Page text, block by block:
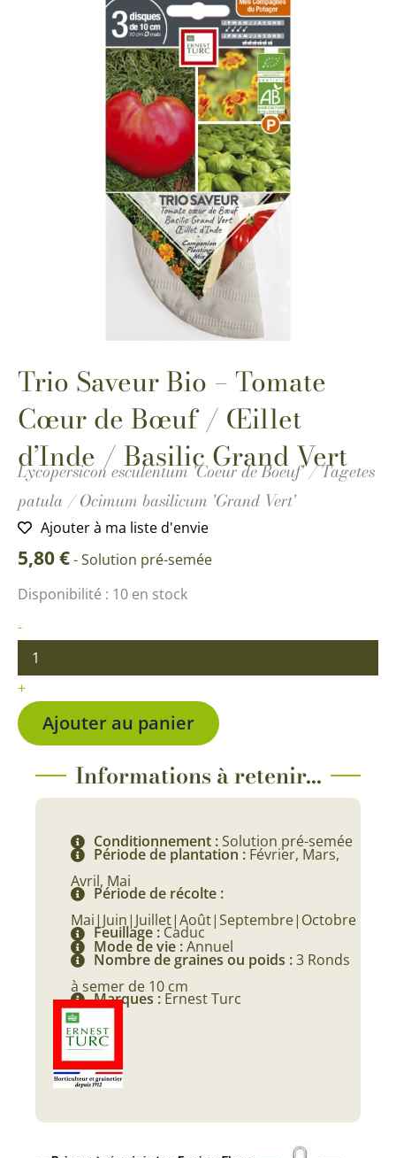
Trio Saveur Bio – Tomate
Cœur de Bœuf / Œillet
d’Inde / Basilic Grand Vert
Lycopersicon esculentum 'Coeur de Boeuf' / Tagetes
patula / Ocimum basilicum 'Grand Vert'
Ajouter à ma liste d'envie
5,80€-Solution pré-semée
Disponibilité : 10 en stock
-
quantité
Trio
Saveur
Bio
-
Tomate
Cœur
Bœuf
d'Inde
+
Ajouter au panier
Informations à retenir...
Conditionnement :Solution pré-semée
Période de plantation : Février, Mars,
Avril, Mai
Période de récolte :
Mai|Juin|Juillet|Août|Septembre|Octobre
Feuillage : Caduc
Mode de vie :Annuel
Nombre de graines ou poids :3 Ronds
à semer de 10 cm
Marques : Ernest Turc